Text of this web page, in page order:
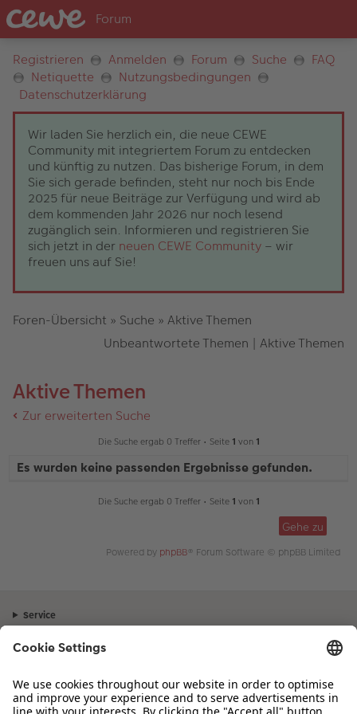
Registrieren Anmelden Forum Suche
FAQ
Netiquette
Nutzungsbedingungen
Datenschutzerklärung
Wir laden Sie herzlich ein, die neue CEWE
Community mit integriertem Forum zu entdecken
und künftig zu nutzen. Das bisherige Forum, in dem
Sie sich gerade befinden, steht nur noch bis Ende
2025 für neue Beiträge zur Verfügung und wird ab
dem kommenden Jahr 2026 nur noch lesend
zugänglich sein. Informieren und registrieren Sie
sich jetzt in der neuen CEWE Community – wir
freuen uns auf Sie!
Foren-Übersicht » Suche » Aktive Themen
Unbeantwortete Themen | Aktive Themen
Aktive Themen
Zur erweiterten Suche
Die Suche ergab 0 Treffer • Seite 1 von 1
Es wurden keine passenden Ergebnisse gefunden.
Die Suche ergab 0 Treffer • Seite 1 von 1
Gehe zu
Powered by phpBB® Forum Software © phpBB Limited
Service
Sortiment